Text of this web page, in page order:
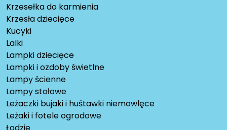
Krzesełka do karmienia
Krzesła dziecięce
Kucyki
Lalki
Lampki dziecięce
Lampki i ozdoby świetlne
Lampy ścienne
Lampy stołowe
Leżaczki bujaki i huśtawki niemowlęce
Leżaki i fotele ogrodowe